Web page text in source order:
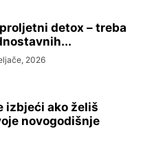
detox – treba
2026
izbjeći ako želiš
novogodišnje